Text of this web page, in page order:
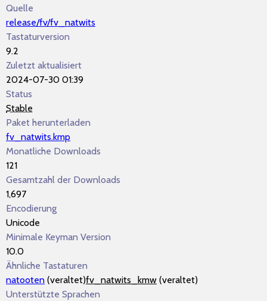
Quelle
release/fv/fv_natwits
Tastaturversion
9.2
Zuletzt aktualisiert
2024-07-30 01:39
Status
Stable
Paket herunterladen
fv_natwits.kmp
Monatliche Downloads
121
Gesamtzahl der Downloads
1,697
Encodierung
Unicode
Minimale Keyman Version
10.0
Ähnliche Tastaturen
natooten (veraltet)fv_natwits_kmw (veraltet)
Unterstützte Sprachen